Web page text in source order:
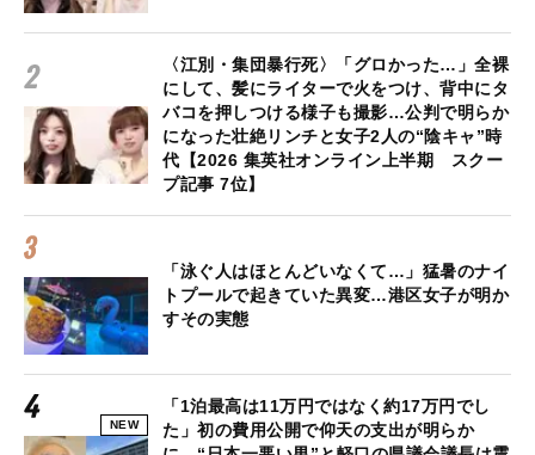
〈江別・集団暴行死〉「グロかった…」全裸
にして、髪にライターで火をつけ、背中にタ
バコを押しつける様子も撮影…公判で明らか
になった壮絶リンチと女子2人の“陰キャ”時
代【2026 集英社オンライン上半期 スクー
プ記事 7位】
「泳ぐ人はほとんどいなくて…」猛暑のナイ
トプールで起きていた異変…港区女子が明か
すその実態
NEW
「1泊最高は11万円ではなく約17万円でし
た」初の費用公開で仰天の支出が明らか